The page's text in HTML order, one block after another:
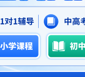
区政治辅导班哪
定不能太放纵的